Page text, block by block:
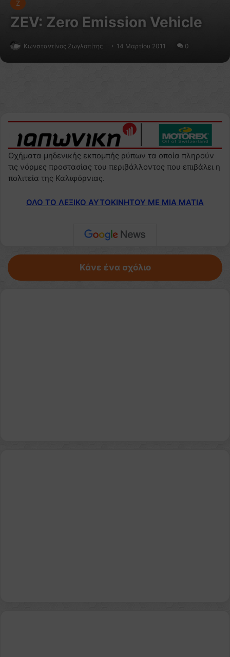
Z
ZEV: Zero Emission Vehicle
Κωνσταντίνος Ζωγλοπίτης 14 Μαρτίου 2011 0
Οχήματα μηδενικής εκπομπής ρύπων τα οποία πληρούν
τις νόρμες προστασίας του περιβάλλοντος που επιβάλει η
πολιτεία της Καλιφόρνιας.
ΟΛΟ ΤΟ ΛΕΞΙΚΟ ΑΥΤΟΚΙΝΗΤΟΥ ΜΕ ΜΙΑ ΜΑΤΙΑ
Κάνε ένα σχόλιο